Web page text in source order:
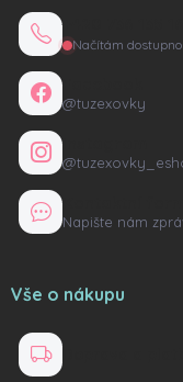
Načítám
@tuzexovky
Napište nám
Vše o nákupu